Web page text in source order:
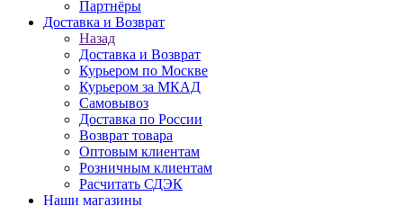
Партнёры
Доставка и Возврат
Назад
Доставка и Возврат
Курьером по Москве
Курьером за МКАД
Самовывоз
Доставка по России
Возврат товара
Оптовым клиентам
Розничным клиентам
Расчитать СДЭК
Наши магазины